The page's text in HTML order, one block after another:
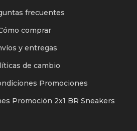
frecuentes
comprar
y entregas
de cambio
Promociones
Promoción 2x1 BR Sneakers